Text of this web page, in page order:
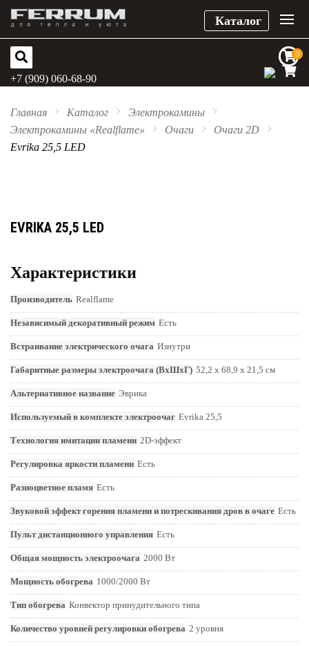
Каталог
0
0
+7 (909) 060-68-90
Главная Каталог
Электрокамины
Электрокамины «Realflame»
Очаги
Очаги 2D
Evrika 25,5 LED
EVRIKA 25,5 LED
Характеристики
Производитель Realflame
Независимый декоративный режим Есть
Встраивание электрического очага Изнутри
Габаритные размеры электроочага (ВхШхГ) 52,2 x 68,9 x 21,5 см
Альтернативное название Эврика
Используемый в комплекте электроочаг Evrika 25,5
Технология имитации пламени 2D-эффект
Регулировка яркости пламени Есть
Разноцветное пламя Есть
Звуковой эффект горения пламени и потрескивания дров в очаге Есть
Пульт дистанционного управления Есть
Общая мощность электроочага 2000 Вт
Мощность обогрева 1000/2000 Вт
Тип обогрева Конвектор принудительного типа
Количество уровней регулировки обогрева 2 уровня